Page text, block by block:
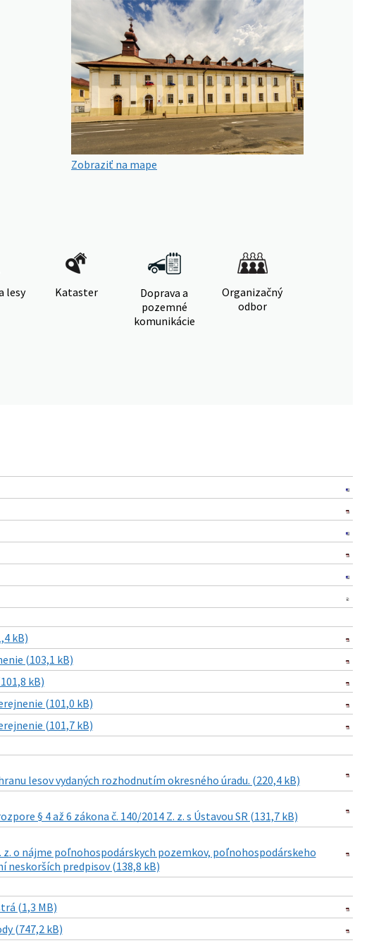
Zobraziť na mape
lesy Kataster
Doprava a
pozemné
komunikácie
Organizačný
odbor
kB)
(103,1 kB)
kB)
(101,0 kB)
(101,7 kB)
lesov vydaných rozhodnutím okresného úradu. (220,4 kB)
§ 4 až 6 zákona č. 140/2014 Z. z. s Ústavou SR (131,7 kB)
o nájme poľnohospodárskych pozemkov, poľnohospodárskeho
neskorších predpisov (138,8 kB)
(1,3 MB)
(747,2 kB)